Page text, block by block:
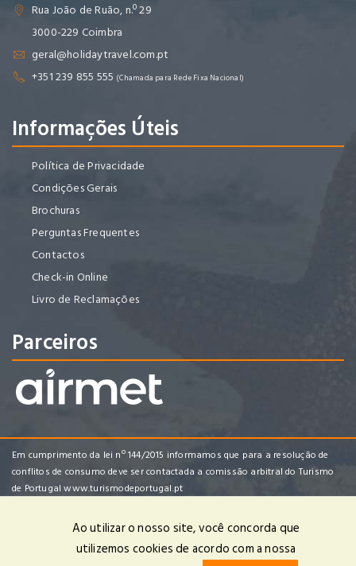
Rua João de Ruão, n.º 29
3000-229 Coimbra
geral@holidaytravel.com.pt
+351 239 855 555 (Chamada para Rede Fixa Nacional)
Informações Úteis
Política de Privacidade
Condições Gerais
Brochuras
Perguntas Frequentes
Contactos
Check-in Online
Livro de Reclamações
Parceiros
Em cumprimento da lei nº 144/2015 informamos que para a resolução de
conflitos de consumo deve ser contactada a comissão arbitral do Turismo
de Portugalwww.turismodeportugal.pt
Ao utilizar o nosso site, você concorda que
utilizemos cookies de acordo com a nossa